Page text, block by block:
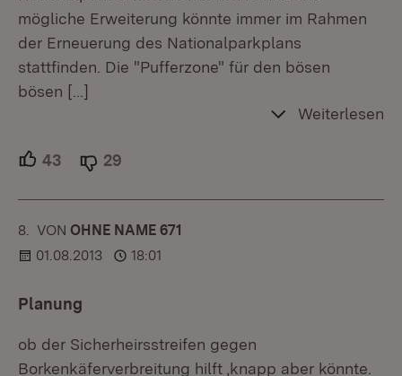
mögliche Erweiterung könnte immer im Rahmen
der Erneuerung des Nationalparkplans
stattfinden. Die "Pufferzone" für den bösen
bösen […]
Weiterlesen
43 Unterstützer.
29
8. KOMMENTAR
VON :OHNE NAME 671
01.08.2013
18:01
Planung
ob der Sicherheirsstreifen gegen
Borkenkäferverbreitung hilft ,knapp aber könnte.